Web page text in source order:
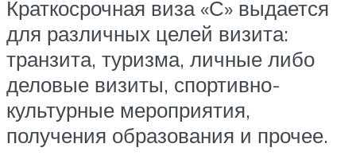
Краткосрочная виза «С» выдается
для различных целей визита:
транзита, туризма, личные либо
деловые визиты, спортивно-
культурные мероприятия,
получения образования и прочее.